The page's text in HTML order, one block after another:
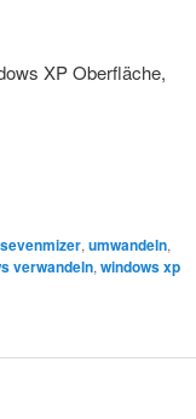
XP Oberfläche,
sevenmizer, umwandeln,
verwandeln, windows xp